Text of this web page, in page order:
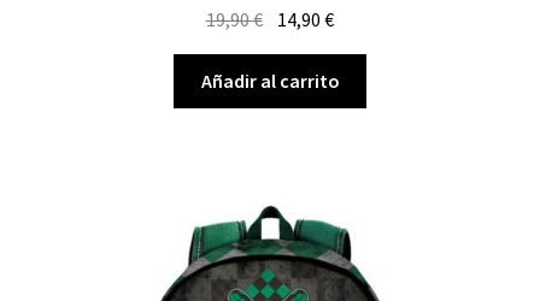
19,90€ El
precio
original
era:
14,90€El
precio
actual
es:
Añadir al carrito